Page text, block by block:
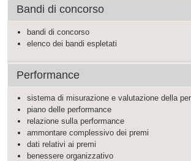
Bandi di concorso
bandi di concorso
elenco dei bandi espletati
Performance
sistema di misurazione e valutazione della
piano delle performance
relazione sulla performance
ammontare complessivo dei premi
dati relativi ai premi
benessere organizzativo